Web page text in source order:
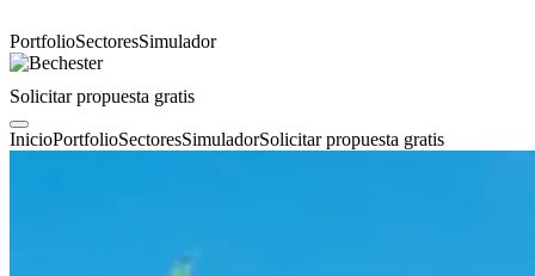
PortfolioSectoresSimulador
Solicitar propuesta gratis
InicioPortfolioSectoresSimuladorSolicitar propuesta gratis